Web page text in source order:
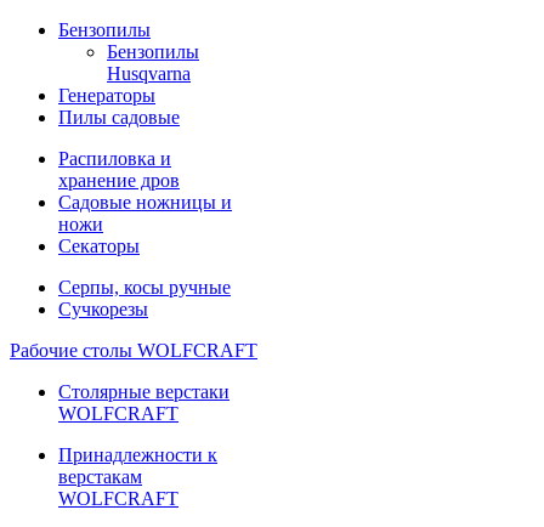
Бензопилы
Бензопилы
Husqvarna
Генераторы
Пилы садовые
Распиловка и
хранение дров
Садовые ножницы и
ножи
Секаторы
Серпы, косы ручные
Сучкорезы
Рабочие столы WOLFCRAFT
Столярные верстаки
WOLFCRAFT
Принадлежности к
верстакам
WOLFCRAFT